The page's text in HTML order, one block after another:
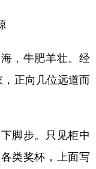
汽车
会展
，牛肥羊壮。经
正向几位远道而
脚步。只见柜中
类奖杯，上面写